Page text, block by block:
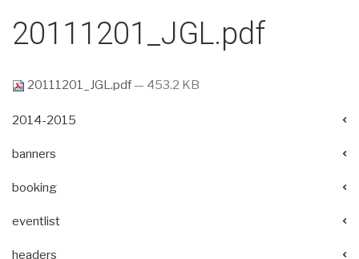
20111201_JGL.pdf
20111201_JGL.pdf— 453.2 KB
2014-2015
banners
booking
eventlist
headers